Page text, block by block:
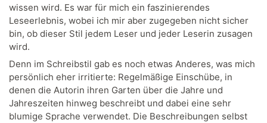
wissen wird. Es war für mich ein faszinierendes
Leseerlebnis, wobei ich mir aber zugegeben nicht sicher
bin, ob dieser Stil jedem Leser und jeder Leserin zusagen
wird.
Denn im Schreibstil gab es noch etwas Anderes, was mich
persönlich eher irritierte: Regelmäßige Einschübe, in
denen die Autorin ihren Garten über die Jahre und
Jahreszeiten hinweg beschreibt und dabei eine sehr
blumige Sprache verwendet. Die Beschreibungen selbst